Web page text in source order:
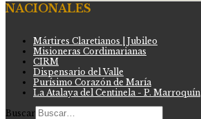
NACIONALES
Mártires Claretianos | Jubileo
Misioneras Cordimarianas
CIRM
Dispensario del Valle
Purísimo Corazón de María
La Atalaya del Centinela - P. Marroquín
Buscar